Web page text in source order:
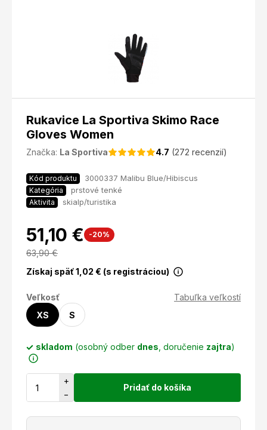
Rukavice La Sportiva Skimo Race
Gloves Women
Značka: La Sportiva 4.7 (272 recenzií)
Kód produktu 3000337 Malibu Blue/Hibiscus
Kategória prstové tenké
Aktivita skialp/turistika
51,10 € -20%
63,90€
Získaj späť1,02 € (s registráciou)
Veľkosť
Tabuľka veľkostí
XS
S
skladom (osobný odber dnes , doručenie zajtra)
+
−
Pridať do košíka